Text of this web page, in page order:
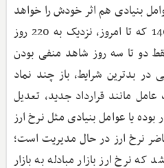
بنیادی هم اثر خودش را خواهد
گذاشت. ما در همین سال 1404 که تا امروز، نزدیک به 220 روز
دو تا سه روز شاهد منفی بودن
در بدترین شرایط، باز چند نماد
مانند قرارداد جدید، تعدیل
بوده یا عوامل بنیادی مثل نرخ ارز
نرخ ارز در حال مدیریت است؛
نرخ ارز بازار مبادله به بازار